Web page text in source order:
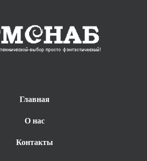
Главная
О нас
Контакты